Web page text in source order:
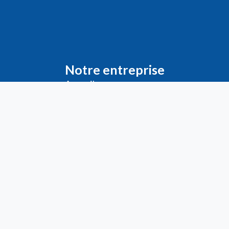
Notre entreprise
Accueil